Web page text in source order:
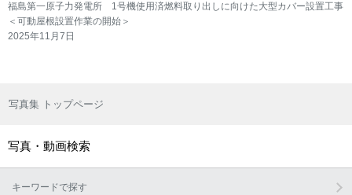
福島第一原子力発電所 1号機使用済燃料取り出しに向けた大型カバー設置工事
＜可動屋根設置作業の開始＞
2025年11月7日
写真集 トップページ
写真・動画検索
キーワードで探す